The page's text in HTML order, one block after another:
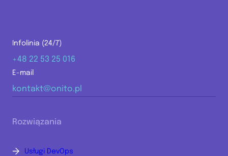
Infolinia (24/7)
+48 22 53 25 016
E-mail
kontakt@onito.pl
Rozwiązania
Usługi DevOps